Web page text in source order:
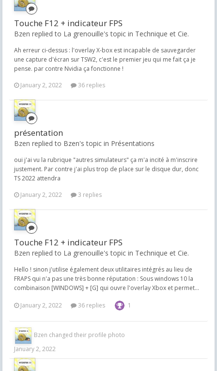
Touche F12 + indicateur FPS
Bzen replied to La grenouille's topic in Technique et Cie.
Ah erreur ci-dessus : l'overlay X-box est incapable de sauvegarder
une capture d'écran sur TSW2, c'est le premier jeu qui me fait ça je
pense. par contre Nvidia ça fonctionne !
January 2, 2022
36 replies
présentation
Bzen replied to Bzen's topic in Présentations
oui j'ai vu la rubrique "autres simulateurs" ça m'a incité à m'inscrire
justement. Par contre j'ai plus trop de place sur le disque dur, donc
TS 2022 attendra
January 2, 2022
3 replies
Touche F12 + indicateur FPS
Bzen replied to La grenouille's topic in Technique et Cie.
Hello ! sinon j'utilise également deux utilitaires intégrés au lieu de
FRAPS qui n'a pas une très bonne réputation : Sous windows 10 la
combinaison [WINDOWS] + [G] qui ouvre l'overlay Xbox et permet...
January 2, 2022 36 replies 1
Bzen changed their profile photo
January 2, 2022